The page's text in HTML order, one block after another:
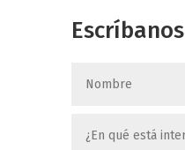
Escríbanos